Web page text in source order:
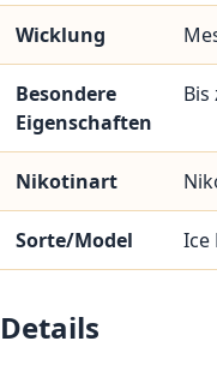
Wicklung
Besondere
Eigenschaften
Bis
Nikotinart
Sorte/Model Ice
Details